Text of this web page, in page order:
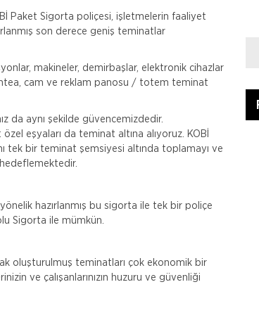
Paket Sigorta poliçesi, işletmelerin faaliyet
son derece geniş teminatlar
makineler, demirbaşlar, elektronik cihazlar
cam ve reklam panosu / totem teminat
da aynı şekilde güvencemizdedir.
özel eşyaları da teminat altına alıyoruz. KOBİ
tek bir teminat şemsiyesi altında toplamayı ve
hazırlanmış bu sigorta ile tek bir poliçe
Sigorta ile mümkün.
oluşturulmuş teminatları çok ekonomik bir
ve çalışanlarınızın huzuru ve güvenliği